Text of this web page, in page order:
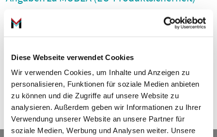
Diese Webseite verwendet Cookies
Wir verwenden Cookies, um Inhalte und Anzeigen zu
personalisieren, Funktionen für soziale Medien anbieten
zu können und die Zugriffe auf unsere Website zu
analysieren. Außerdem geben wir Informationen zu Ihrer
Verwendung unserer Website an unsere Partner für
soziale Medien, Werbung und Analysen weiter. Unsere
Firma
Mubea Aftermarket Services GmbH
57439 Attendorn
E-Mail: aftermarket@mubea.com
Telefon: +49 2722 629305
https://www.mubea.com